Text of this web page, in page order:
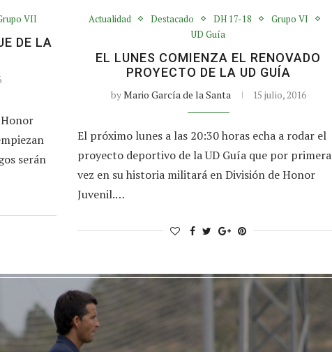
VII
DE LA
serán
Actualidad Destacado DH 17-18
Grupo VI
UD Guía
EL LUNES COMIENZA EL RENOVADO
PROYECTO DE LA UD GUÍA
byMario García de la Santa 15 julio, 2016
El próximo lunes a las 20:30 horas echa a rodar el
proyecto deportivo de la UD Guía que por primera
vez en su historia militará en División de Honor
Juvenil.…